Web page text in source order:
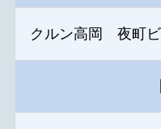
クルン高岡 夜町